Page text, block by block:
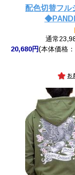
配色切替フル
通常
20,680円(本体価格